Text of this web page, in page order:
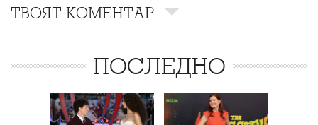
ТВОЯТ КОМЕНТАР
ПОСЛЕДНО